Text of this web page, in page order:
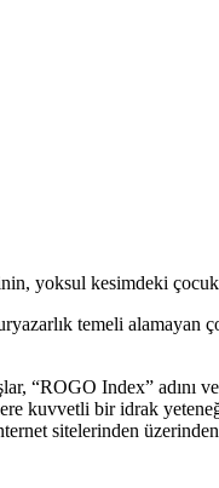
yoksul kesimdeki
temeli
“ROGO Index”
kuvvetli bir idrak
sitelerinden